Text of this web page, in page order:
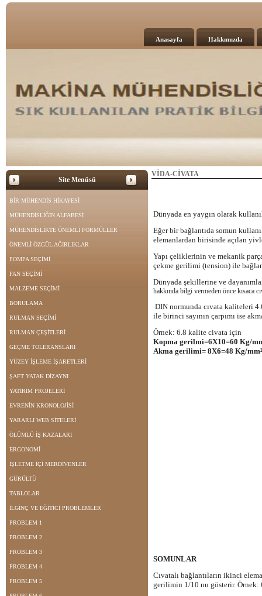
Anasayfa Hakkımızda
Site Menüsü
BİR MÜHENDİS HİKAYESİ
MÜHENDİSLİĞİN ALFABESİ
MÜHENDİSLİKTE ÖNEMLİ FORMÜLLER
ÖNEMLİ ÖZGÜL AĞIRLIKLAR
POMPA SEÇİMİ
FAN SEÇİMİ
MALZEME SEÇİMİ
BORULAMA
RULMAN SEÇİMİ
RULMAN ÇEŞİTLERİ
GEÇME TOLERANSLARI
YÜZEY İŞLEME İŞARETLERİ
ŞAFT YATAK DİZAYNI
YATIRIM PROJELERİ
EVRENİN KRONOLOJİSİ
YARARLI WEB SİTELERİ
ÖLÜMLÜ İŞ KAZALARI
ERGONOMİ
İŞLETME İÇİ MERDİVENLER
GÜRÜLTÜ
TABLOLAR
İLGİNÇ VE EĞİTİCİ PROBLEMLER
PROBLEM 1
PROBLEM 2
PROBLEM 3
PROBLEM 4
PROBLEM 5
VİDA-CİVATA
Dünyada en yaygın olarak
Eğer bir bağlantıda somun
elemanlardan birisinde açılan
Yapı çeliklerinin ve mekanik
çekme gerilimi (tension) ile
Dünyada şekillerine ve
hakkında bilgi vermeden önce kısaca
DIN normunda cıvata kaliteleri
ile birinci sayının çarpımı ise
Örnek: 6.8 kalite civata için
Kopma gerilmi=6X10=60 Kg/
Akma gerilimi= 8X6=48 Kg/mm²
SOMUNLAR
Cıvatalı bağlantıların ikinci
gerilimin 1/10 nu gösterir. Örnek: